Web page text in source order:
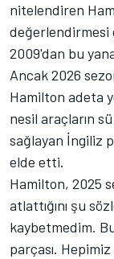
nitelendiren
değerlendirmesi
2009'dan bu
Ancak 2026
Hamilton adeta
nesil araçların
sağlayan İngiliz
elde etti.
Hamilton, 2025
atlattığını şu
kaybetmedim.
parçası.